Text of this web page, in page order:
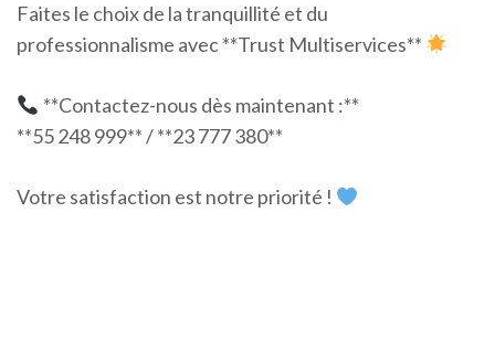
Faites le choix de la tranquillité et du
professionnalisme avec **Trust Multiservices**
**Contactez-nous dès maintenant :**
**55 248 999** / **23 777 380**
Votre satisfaction est notre priorité !